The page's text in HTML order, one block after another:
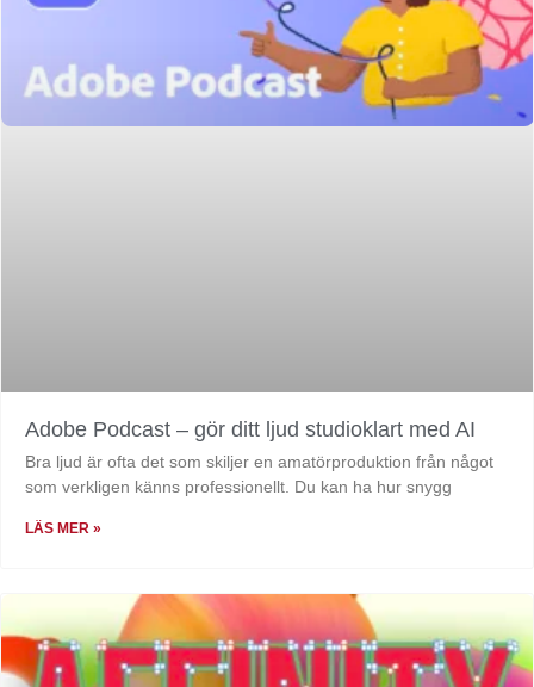
Adobe Podcast – gör ditt ljud studioklart med AI
Bra ljud är ofta det som skiljer en amatörproduktion från något
som verkligen känns professionellt. Du kan ha hur snygg
LÄS MER »